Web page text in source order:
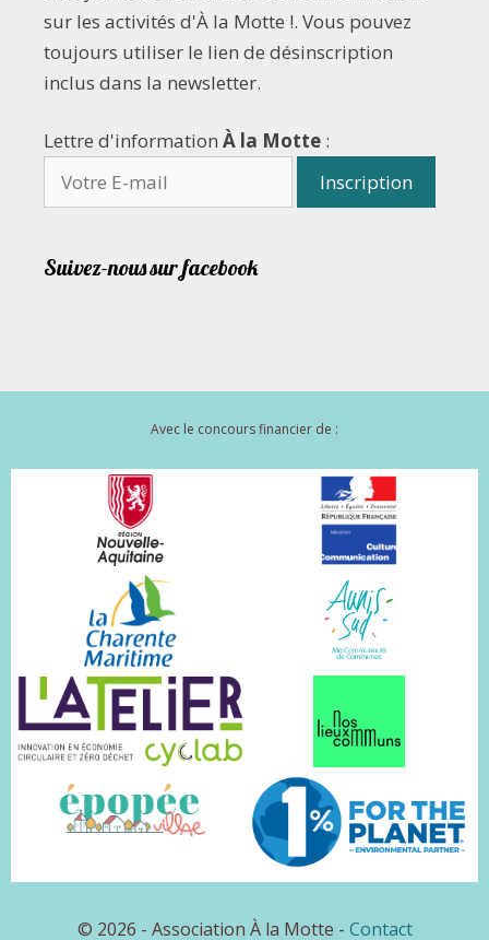
sur les activités d'À la Motte !. Vous pouvez
toujours utiliser le lien de désinscription
inclus dans la newsletter.
Lettre d'information À la Motte :
Suivez-nous sur facebook
Avec le concours financier de :
© 2026 - Association À la Motte - Contact